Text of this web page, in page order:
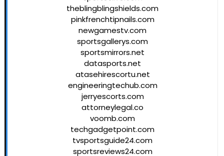
theblingblingshields.com
pinkfrenchtipnails.com
newgamestv.com
sportsgallerys.com
sportsmirrors.net
datasports.net
atasehirescortu.net
engineeringtechub.com
jerryescorts.com
attorneylegal.co
voomb.com
techgadgetpoint.com
tvsportsguide24.com
sportsreviews24.com